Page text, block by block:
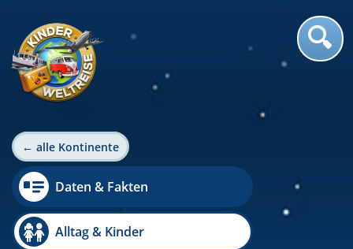
← alle Kontinente
Daten & Fakten
Alltag & Kinder